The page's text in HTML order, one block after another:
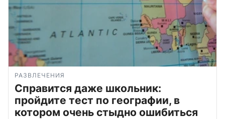
РАЗВЛЕЧЕНИЯ
Справится даже школьник:
пройдите тест по географии, в
котором очень стыдно ошибиться